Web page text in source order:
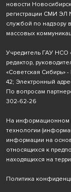
новости
регистрации СМИ ЭЛ
службой по надзору
массовых
Учредитель ГАУ НСО
редактор,
«Советская Сибирь»
42; Электронный
По вопросам
302-62-26
На информационном
технологии
информации на
относящихся к
находящихся на
Политика